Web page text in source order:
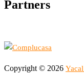
Partners
Copyright © 2026 Yacal